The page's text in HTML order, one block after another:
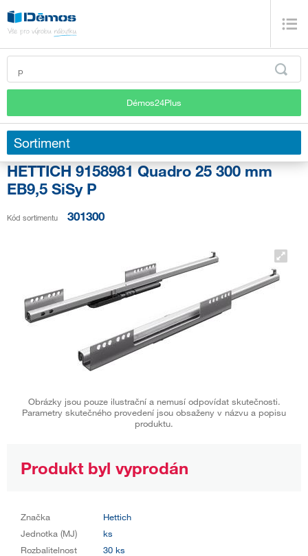
Démos24Plus
Sortiment
HETTICH 9158981 Quadro 25 300 mm
EB9,5 SiSy P
Kód sortimentu 301300
Obrázky jsou pouze ilustrační a nemusí odpovídat skutečnosti.
Parametry skutečného provedení jsou obsaženy v názvu a popisu
produktu.
Produkt byl vyprodán
Značka
Hettich
Jednotka (MJ)
ks
Rozbalitelnost
30 ks